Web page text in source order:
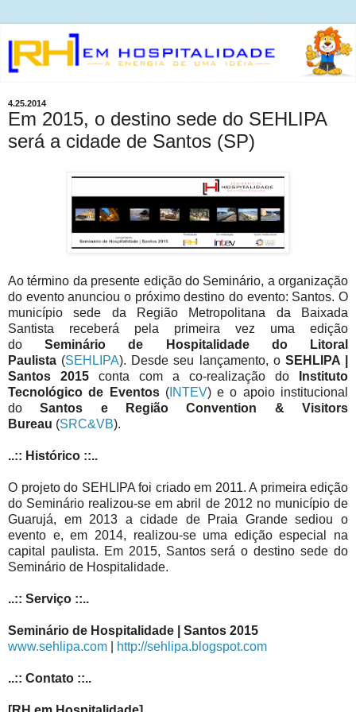
4.25.2014
Em 2015, o destino sede do SEHLIPA
será a cidade de Santos (SP)
Ao término da presente edição do Seminário, a organização
do evento anunciou o próximo destino do evento: Santos. O
município sede da Região Metropolitana da Baixada
Santista receberá pela primeira vez uma edição
doSeminário de Hospitalidade do Litoral
Paulista (SEHLIPA). Desde seu lançamento, o SEHLIPA |
Santos 2015 conta com a co-realização do
Instituto
Tecnológico de Eventos(INTEV) e o apoio institucional
doSantos e Região Convention & Visitors
Bureau (SRC&VB).
..:: Histórico ::..
O projeto do SEHLIPA foi criado em 2011. A primeira edição
do Seminário realizou-se em abril de 2012 no município de
Guarujá, em 2013 a cidade de Praia Grande sediou o
evento e, em 2014, realizou-se uma edição especial na
capital paulista. Em 2015, Santos será o destino sede do
Seminário de Hospitalidade.
..:: Serviço ::..
Seminário de Hospitalidade | Santos 2015
www.sehlipa.com
http://sehlipa.blogspot.com
..:: Contato ::..